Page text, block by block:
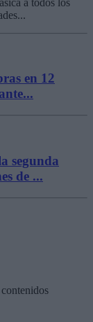
en 12
segunda
de ...